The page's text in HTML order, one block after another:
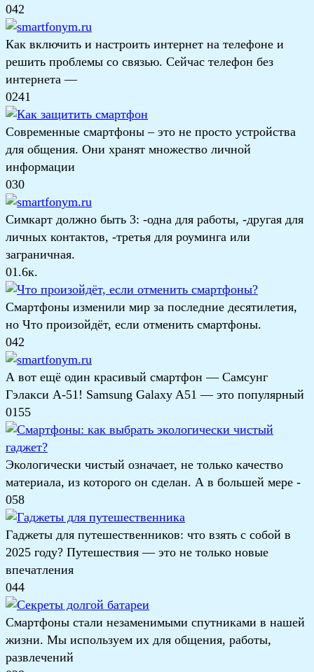
042
Как включить и настроить интернет на телефоне и
решить проблемы со связью. Сейчас телефон без
интернета —
0241
Современные смартфоны – это не просто устройства
для общения. Они хранят множество личной
информации
030
Симкарт должно быть 3: -одна для работы, -другая для
личных контактов, -третья для роуминга или
заграничная.
01.6к.
Смартфоны изменили мир за последние десятилетия,
но Что произойдёт, если отменить смартфоны.
042
А вот ещё один красивый смартфон — Самсунг
Гэлакси А-51! Samsung Galaxy A51 — это популярный
0155
Экологически чистый означает, не только качество
материала, из которого он сделан. А в большей мере -
058
Гаджеты для путешественников: что взять с собой в
2025 году? Путешествия — это не только новые
впечатления
044
Смартфоны стали незаменимыми спутниками в нашей
жизни. Мы используем их для общения, работы,
развлечений